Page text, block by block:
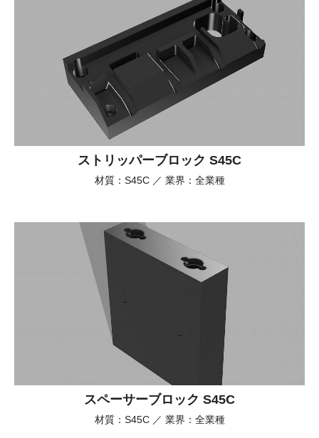
ストリッパーブロック S45C
材質：S45C ／ 業界：全業種
スペーサーブロック S45C
材質：S45C ／ 業界：全業種